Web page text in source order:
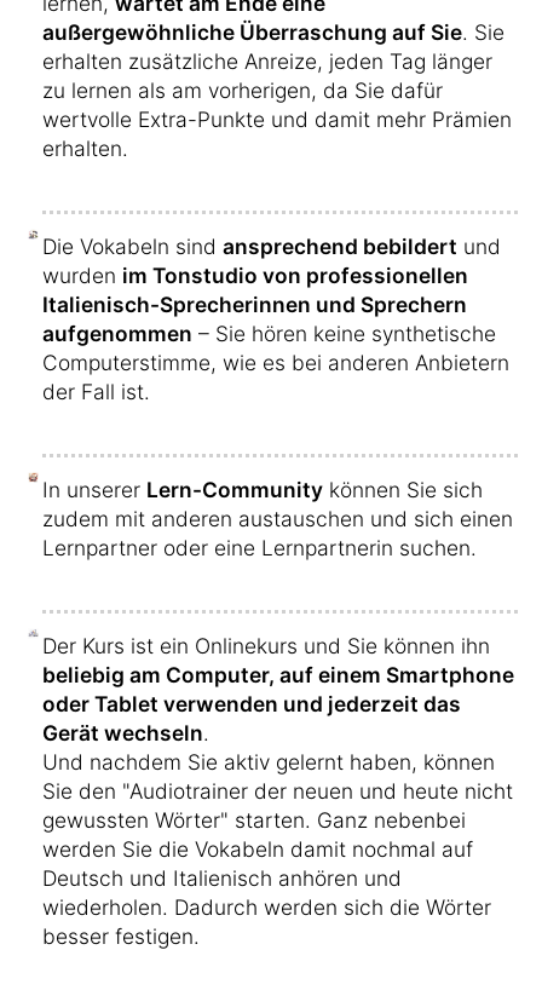
außergewöhnliche Überraschung auf Sie. Sie
erhalten zusätzliche Anreize, jeden Tag länger
zu lernen als am vorherigen, da Sie dafür
wertvolle Extra-Punkte und damit mehr Prämien
erhalten.
Die Vokabeln sind ansprechend bebildert und
wurden im Tonstudio von professionellen
Italienisch-Sprecherinnen und Sprechern
aufgenommen – Sie hören keine synthetische
Computerstimme, wie es bei anderen Anbietern
der Fall ist.
In unserer Lern-Community können Sie sich
zudem mit anderen austauschen und sich einen
Lernpartner oder eine Lernpartnerin suchen.
Der Kurs ist ein Onlinekurs und Sie können ihn
beliebig am Computer, auf einem Smartphone
oder Tablet verwenden und jederzeit das
Gerät wechseln.
Und nachdem Sie aktiv gelernt haben, können
Sie den "Audiotrainer der neuen und heute nicht
gewussten Wörter" starten. Ganz nebenbei
werden Sie die Vokabeln damit nochmal auf
Deutsch und Italienisch anhören und
wiederholen. Dadurch werden sich die Wörter
besser festigen.